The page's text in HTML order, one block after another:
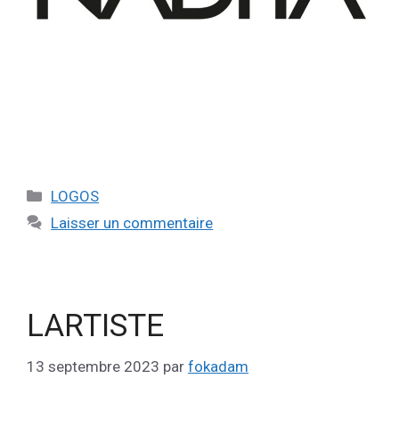
LOGOS
Laisser un commentaire
LARTISTE
13 septembre 2023 par fokadam